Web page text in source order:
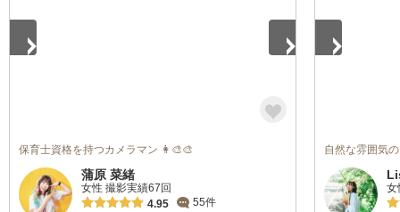
保育士資格を持つカメラマン 👩‍🎨🎨
蒲原 菜緒
女性 撮影実績67回
4.95
55件
自然な雰囲気
女